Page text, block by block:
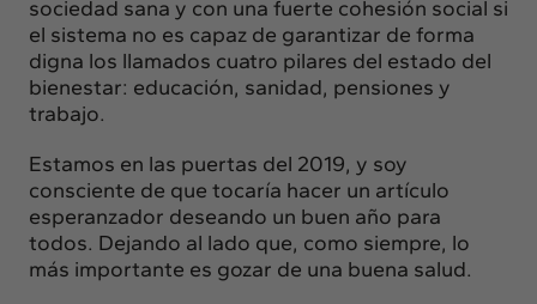
sociedad sana y con una fuerte cohesión social si
el sistema no es capaz de garantizar de forma
digna los llamados cuatro pilares del estado del
bienestar: educación, sanidad, pensiones y
trabajo.
Estamos en las puertas del 2019, y soy
consciente de que tocaría hacer un artículo
esperanzador deseando un buen año para
todos. Dejando al lado que, como siempre, lo
más importante es gozar de una buena salud.